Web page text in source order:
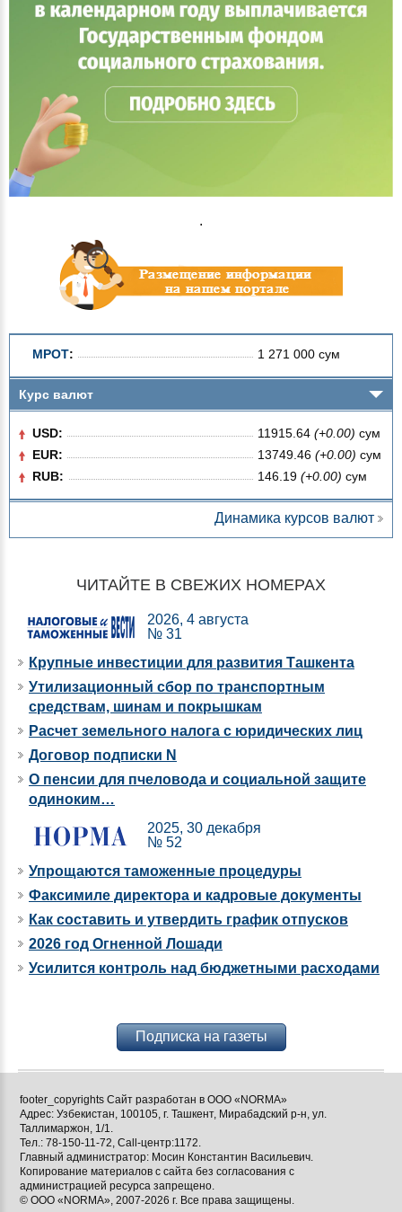
.
МРОТ: 1 271 000 сум
Курс валют
USD: 11915.64 (+0.00) сум
EUR:
13749.46 (+0.00) сум
RUB:
146.19 (+0.00) сум
Динамика курсов валют
ЧИТАЙТЕ В СВЕЖИХ НОМЕРАХ
2026, 4 августа
№ 31
Крупные инвестиции для развития Ташкента
Утилизационный сбор по транспортным
средствам, шинам и покрышкам
Расчет земельного налога с юридических лиц
Договор подписки N
О пенсии для пчеловода и социальной защите
одиноким…
2025, 30 декабря
№ 52
Упрощаются таможенные процедуры
Факсимиле директора и кадровые документы
Как составить и утвердить график отпусков
2026 год Огненной Лошади
Усилится контроль над бюджетными расходами
Подписка на газеты
footer_copyrights Сайт разработан в ООО «NORMA»
Адрес: Узбекистан, 100105, г. Ташкент, Мирабадский р-н, ул.
Таллимаржон, 1/1.
Тел.: 78-150-11-72, Call-центр:1172.
Главный администратор: Мосин Константин Васильевич.
Копирование материалов с сайта без согласования с
администрацией ресурса запрещено.
© ООО «NORMA», 2007-2026 г. Все права защищены.